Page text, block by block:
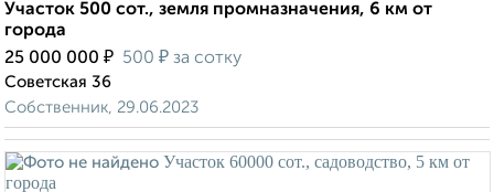
Участок 500 сот., земля промназначения, 6 км от
города
25 000 000 ₽ 500 ₽ за сотку
Советская 36
Собственник, 29.06.2023